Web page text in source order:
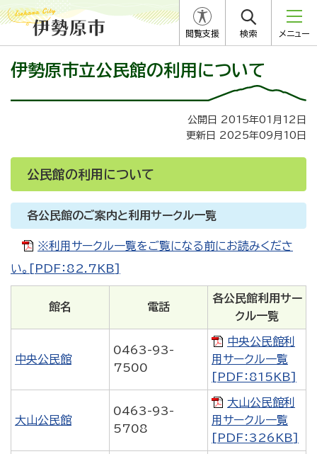
閲覧支援 検索 メニュー
伊勢原市立公民館の利用について
公開日 2015年01月12日
更新日 2025年09月10日
公民館の利用について
各公民館のご案内と利用サークル一覧
※利用サークル一覧をご覧になる前にお読みくださ
い。[PDF：82.7KB]
館名 電話
各公民館利用サー
クル一覧
中央公民館
0463-93-
7500
中央公民館利
用サークル一覧
[PDF：815KB]
大山公民館
0463-93-
5708
大山公民館利
用サークル一覧
[PDF：326KB]